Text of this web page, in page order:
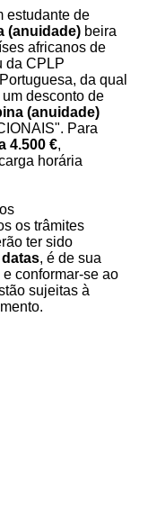
estudante de
(anuidade) beira
africanos de
da CPLP
da qual
desconto de
(anuidade)
Para
4.500 €,
horária
os trâmites
ter sido
, é de sua
conformar-se ao
sujeitas à